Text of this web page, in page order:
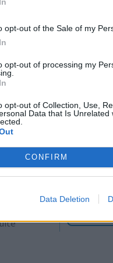
opt-out of the Sale of my
opt-out of processing my
opt-out of Collection, Use,
Data that Is
CONFIRM
Data Deletion
Quantité effets
hypotension
si
la
mais
monté à
le temps
bpm voir